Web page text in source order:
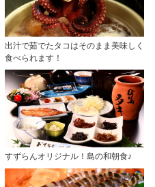
出汁で茹でたタコはそのまま美味しく
食べられます！
すずらんオリジナル！島の和朝食♪